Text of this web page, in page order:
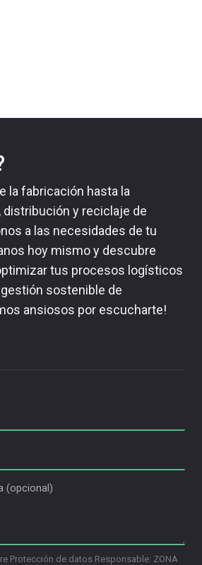
la fabricación hasta la
y reciclaje de
a las necesidades de tu
hoy mismo y descubre
tus procesos logísticos
sostenible de
ansiosos por escucharte!
Protección de datos Responsable: ZONA